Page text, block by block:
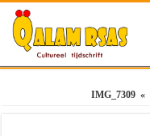
»
IMG_7309